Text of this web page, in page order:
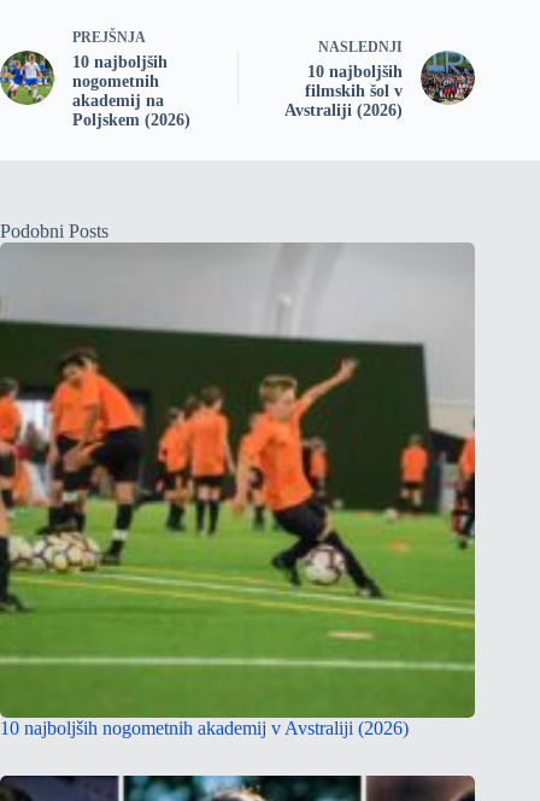
PREJŠNJA
10 najboljših
nogometnih
akademij na
Poljskem (2026)
NASLEDNJI
10 najboljših
filmskih šol v
Avstraliji (2026)
Podobni Posts
10 najboljših nogometnih akademij v Avstraliji (2026)